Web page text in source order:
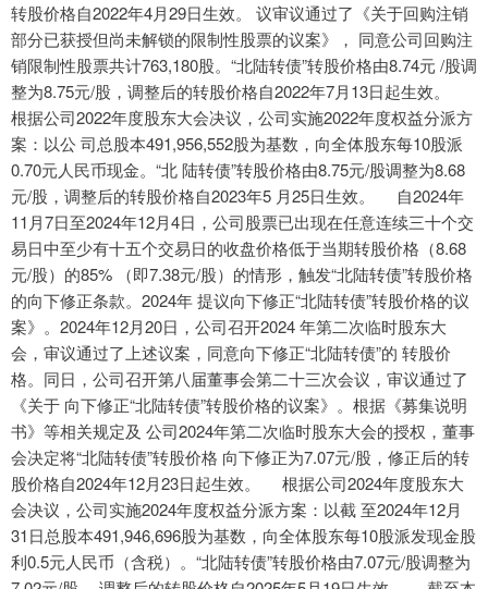
转股价格自2022年4月29日生效。 议审议通过了《关于回购注销
部分已获授但尚未解锁的限制性股票的议案》， 同意公司回购注
销限制性股票共计763,180股。“北陆转债”转股价格由8.74元 /股调
整为8.75元/股，调整后的转股价格自2022年7月13日起生效。
根据公司2022年度股东大会决议，公司实施2022年度权益分派方
案：以公 司总股本491,956,552股为基数，向全体股东每10股派
0.70元人民币现金。“北 陆转债”转股价格由8.75元/股调整为8.68
元/股，调整后的转股价格自2023年5 月25日生效。 自2024年
11月7日至2024年12月4日，公司股票已出现在任意连续三十个交
易日中至少有十五个交易日的收盘价格低于当期转股价格（8.68
元/股）的85% （即7.38元/股）的情形，触发“北陆转债”转股价格
的向下修正条款。2024年 提议向下修正“北陆转债”转股价格的议
案》。2024年12月20日，公司召开2024 年第二次临时股东大
会，审议通过了上述议案，同意向下修正“北陆转债”的 转股价
格。同日，公司召开第八届董事会第二十三次会议，审议通过了
《关于 向下修正“北陆转债”转股价格的议案》。根据《募集说明
书》等相关规定及 公司2024年第二次临时股东大会的授权，董事
会决定将“北陆转债”转股价格 向下修正为7.07元/股，修正后的转
股价格自2024年12月23日起生效。 根据公司2024年度股东大
会决议，公司实施2024年度权益分派方案：以截 至2024年12月
31日总股本491,946,696股为基数，向全体股东每10股派发现金股
利0.5元人民币（含税）。“北陆转债”转股价格由7.07元/股调整为